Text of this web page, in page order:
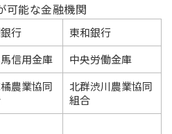
可能な金融機関
行
東和銀行
信用金庫
中央労働金庫
農業協同
北群渋川農業協同
組合